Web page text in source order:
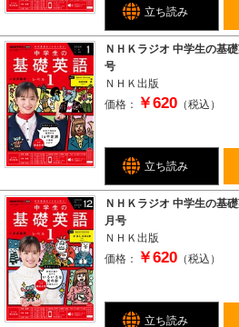
立ち読み
ＮＨＫラジオ 中学生の基
号
ＮＨＫ出版
価格：
￥620 （税込）
立ち読み
ＮＨＫラジオ 中学生の基
月号
ＮＨＫ出版
価格：
￥620 （税込）
立ち読み